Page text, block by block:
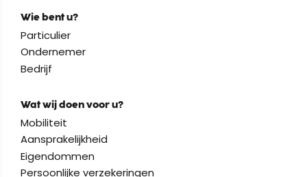
Wie bent u?
Particulier
Ondernemer
Bedrijf
Wat wij doen voor u?
Mobiliteit
Aansprakelijkheid
Eigendommen
Persoonlijke verzekeringen